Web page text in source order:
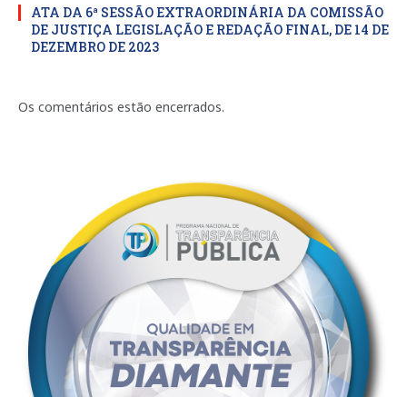
ATA DA 6ª SESSÃO EXTRAORDINÁRIA DA COMISSÃO
DE JUSTIÇA LEGISLAÇÃO E REDAÇÃO FINAL, DE 14 DE
DEZEMBRO DE 2023
Os comentários estão encerrados.